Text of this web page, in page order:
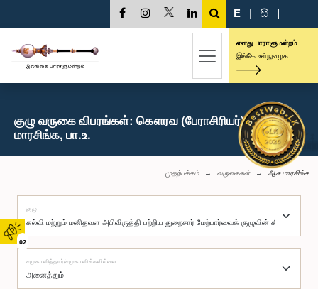
02
E | සි |
எனது பாராளுமன்றம்
இங்கே உள்நுழைக
குழு வருகை விபரங்கள்: கௌரவ (பேராசிரியர்) ஆசு
மாரசிங்க, பா.உ.
முதற்பக்கம் வருகைகள் ஆசு மாரசிங்க
குழு
சமூகமளித்தார்/சமூகமளிக்கவில்லை